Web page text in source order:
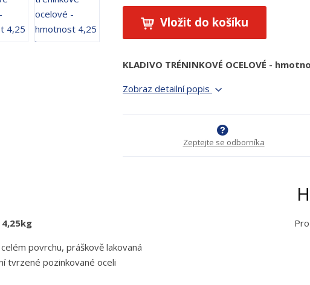
Vložit do košíku
KLADIVO TRÉNINKOVÉ OCELOVÉ -
Zobraz detailní popis
Zeptejte se odborníka
povrchu, práškově lakovaná
tvrzené pozinkované oceli